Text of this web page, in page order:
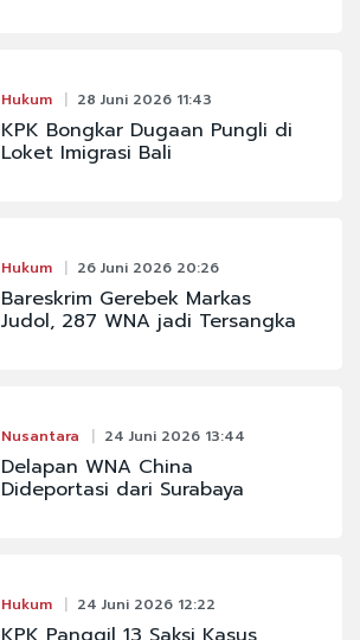
Hukum 28 Juni 2026 11:43
KPK Bongkar Dugaan Pungli di
Loket Imigrasi Bali
Hukum 26 Juni 2026 20:26
Bareskrim Gerebek Markas
Judol, 287 WNA jadi Tersangka
Nusantara 24 Juni 2026 13:44
Delapan WNA China
Dideportasi dari Surabaya
Hukum 24 Juni 2026 12:22